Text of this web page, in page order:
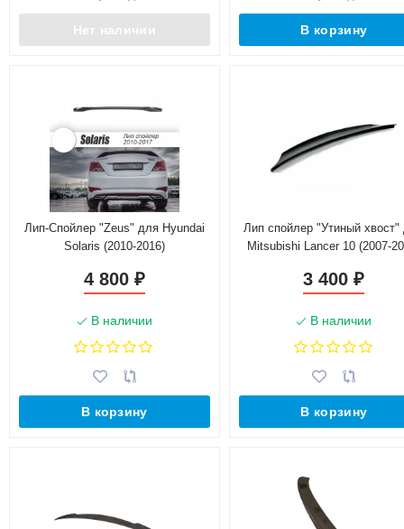
Нет наличии В корзину
Лип-Спойлер "Zeus" для Hyundai
Solaris (2010-2016)
4 800 ₽
В наличии
В корзину
Лип спойлер "Утиный хвост"
Mitsubishi Lancer 10 (2007-
3 400₽
В наличии
В корзину